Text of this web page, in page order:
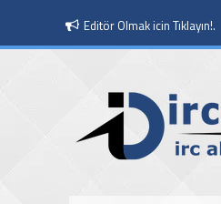
Editör Olmak icin Tıklayın!.